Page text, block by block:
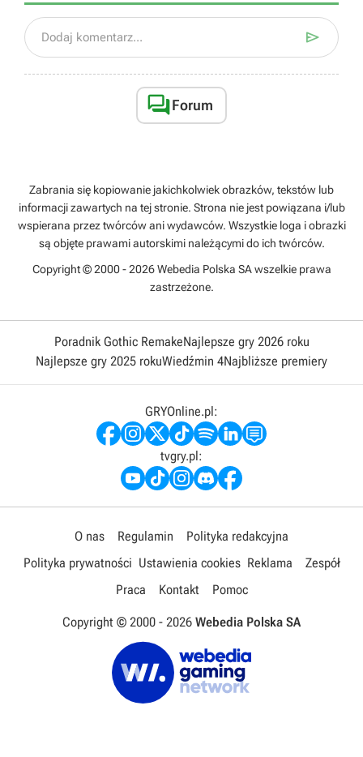
Dodaj komentarz... 
Forum
Zabrania się kopiowanie jakichkolwiek obrazków, tekstów lub
informacji zawartych na tej stronie. Strona nie jest powiązana i/lub
wspierana przez twórców ani wydawców. Wszystkie loga i obrazki
są objęte prawami autorskimi należącymi do ich twórców.
Copyright © 2000 - 2026 Webedia Polska SA wszelkie prawa
zastrzeżone.
Poradnik Gothic RemakeNajlepsze gry 2026 roku
Najlepsze gry 2025 rokuWiedźmin 4Najbliższe premiery
GRYOnline.pl:
tvgry.pl:
O nas Regulamin
Polityka redakcyjna
Polityka prywatności Ustawienia cookies Reklama
Zespół
Praca
Kontakt Pomoc
Copyright © 2000 - 2026 Webedia Polska SA